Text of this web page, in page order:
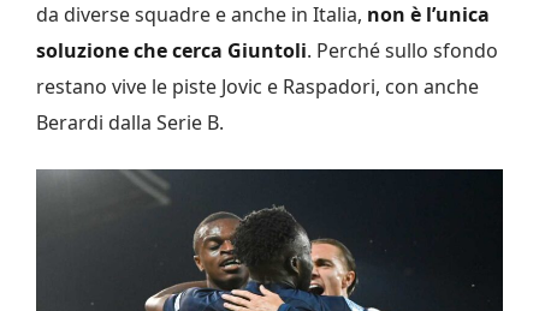
da diverse squadre e anche in Italia, non è l’unica
soluzione che cerca Giuntoli. Perché sullo sfondo
restano vive le piste Jovic e Raspadori, con anche
Berardi dalla Serie B.